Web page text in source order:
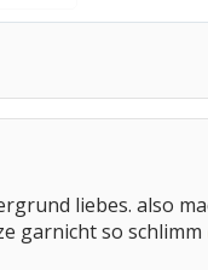
liebes. also
garnicht so schlimm